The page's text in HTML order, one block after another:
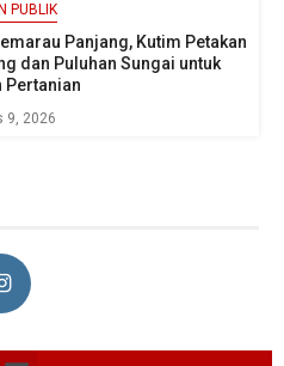
PUBLIK
Panjang, Kutim Petakan
dan Puluhan Sungai untuk
Pertanian
9, 2026